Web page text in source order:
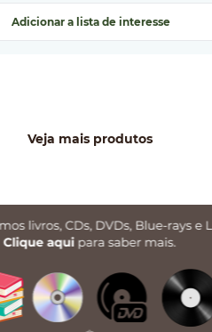
Adicionar a lista de interesse
Veja mais produtos